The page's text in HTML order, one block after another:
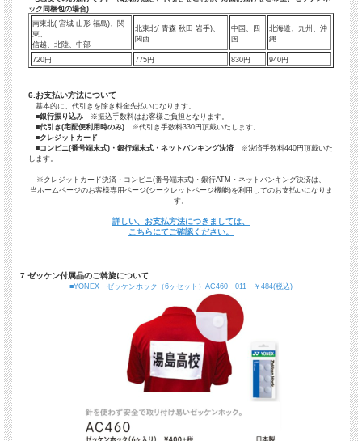
ック同梱包の場合)
南東北( 宮城 山形 福島)、関
東、
信越、北陸、中部
北東北( 青森 秋田 岩手)、
関西
中国、四
国
北海道、九州、沖
縄
720円 775円 830円 940円
6.お支払い方法について
基本的に、代引きを除き料金先払いになります。
■銀行振り込み ※振込手数料はお客様ご負担となります。
■代引き(宅配便利用時のみ) ※代引き手数料330円頂戴いたします。
■クレジットカード
■コンビニ(番号端末式)・銀行端末式・ネットバンキング決済 ※決済手数料440円頂戴いた
します。
※クレジットカード決済・コンビニ(番号端末式)・銀行ATM・ネットバンキング決済は、
当ホームページのお客様専用ページ(シークレットページ機能)を利用してのお支払いになりま
す。
詳しい、お支払方法につきましては、
こちらにてご確認ください。
7.ゼッケン付属品のご斡旋について
■YONEX ゼッケンホック（6ヶセット）AC460 011 ￥484(税込)